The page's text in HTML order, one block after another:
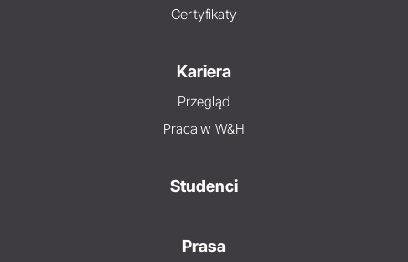
Certyfikaty
Kariera
Przegląd
Praca w W&H
Studenci
Prasa